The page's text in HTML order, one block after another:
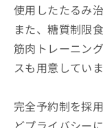
使用したたるみ
また、糖質制限
筋肉トレーニン
スも用意していま
完全予約制を採